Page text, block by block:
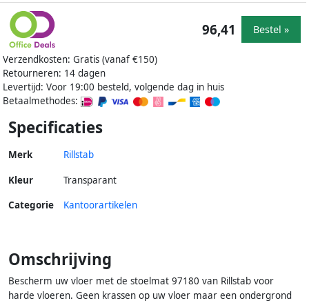
Verzendkosten: Gratis (vanaf €150)
Retourneren: 14 dagen
Levertijd: Voor 19:00 besteld, volgende dag in huis
Betaalmethodes:
96,41 Bestel »
Specificaties
Merk Rillstab
Kleur
Transparant
Categorie
Kantoorartikelen
Omschrijving
Bescherm uw vloer met de stoelmat 97180 van Rillstab voor
harde vloeren. Geen krassen op uw vloer maar een ondergrond